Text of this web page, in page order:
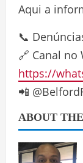
Aqui a
📞
🔗 Canal no
https://
📲
ABOUT